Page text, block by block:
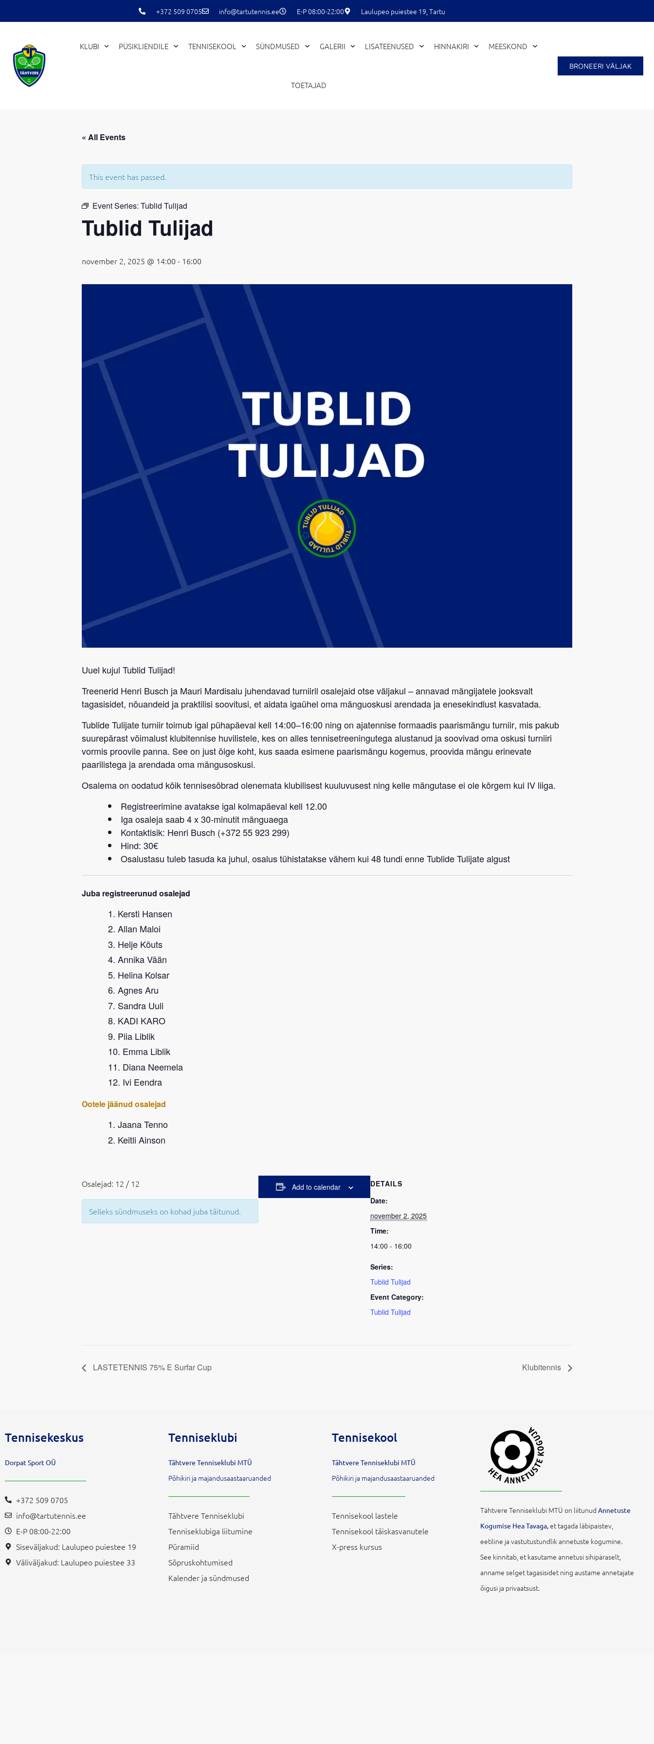
to
+372 509 0705 info@tartutennis.ee E-P 08:00-22:00 Laulupeo puiestee 19, Tartu
KLUBI PÜSIKLIENDILE TENNISEKOOL SÜNDMUSED GALERII LISATEENUSED HINNAKIRI MEESKOND
TOETAJAD
BRONEERI VÄLJAK
« All Events
This event has passed.
Event Series: Tublid Tulijad
Tublid Tulijad
november 2, 2025 @ 14:00 - 16:00
Uuel kujul Tublid Tulijad!
Treenerid Henri Busch ja Mauri Mardisalu juhendavad turniiril osalejaid otse väljakul – annavad mängijatele jooksvalt
tagasisidet, nõuandeid ja praktilisi soovitusi, et aidata igaühel oma mänguoskusi arendada ja enesekindlust kasvatada.
Tublide Tulijate turniirtoimub igal pühapäeval kell 14:00–16:00 ning on ajatennise formaadis paarismängu turniir, mis pakub
suurepärast võimalust klubitennise huvilistele, kes on alles tennisetreeningutega alustanud ja soovivad oma oskusi turniiri
vormis proovile panna. See on just õige koht, kus saada esimene paarismängu kogemus, proovida mängu erinevate
paarilistega ja arendada oma mängusoskusi.
Osalema on oodatud kõik tennisesõbrad olenemata klubilisest kuuluvusest ning kelle mängutase ei ole kõrgem kui IV liiga.
Registreerimine avatakse igal kolmapäeval kell 12.00
Iga osaleja saab 4 x 30-minutit mänguaega
Kontaktisik: Henri Busch (+372 55 923 299)
Hind: 30€
Osalustasu tuleb tasuda ka juhul, osalus tühistatakse vähem kui 48 tundi enne Tublide Tulijate algust
Juba registreerunud osalejad
Kersti Hansen
Allan Maloi
Helje Kõuts
Annika Vään
Helina Kolsar
Agnes Aru
Sandra Uuli
KADI KARO
Piia Liblik
Emma Liblik
Diana Neemela
Ivi Eendra
Ootele jäänud osalejad
Jaana Tenno
Keitli Ainson
Osalejad: 12 / 12
Selleks sündmuseks on kohad juba täitunud.
Add to calendar
DETAILS
Date:
november 2, 2025
Time:
14:00 - 16:00
Series:
Tublid Tulijad
Event Category:
Tublid Tulijad
LASTETENNIS 75% E Surfar Cup Klubitennis
Tennisekeskus
Dorpat Sport OÜ
+372 509 0705
info@tartutennis.ee
E-P 08:00-22:00
Siseväljakud: Laulupeo puiestee 19
Väliväljakud: Laulupeo puiestee 33
Tenniseklubi
Tähtvere Tenniseklubi MTÜ
Põhikiri ja majandusaastaaruanded
Tähtvere Tenniseklubi
Tenniseklubiga liitumine
Püramiid
Sõpruskohtumised
Kalender ja sündmused
Tennisekool
Tähtvere Tenniseklubi MTÜ
Põhikiri ja majandusaastaaruanded
Tennisekool lastele
Tennisekool täiskasvanutele
X-press kursus
Tähtvere Tenniseklubi MTÜ on liitunudAnnetuste
Kogumise Hea Tavaga,et tagada läbipaistev,
eetiline ja vastutustundlik annetuste kogumine.
See kinnitab, et kasutame annetusi sihipäraselt,
anname selget tagasisidet ning austame annetajate
õigusi ja privaatsust.